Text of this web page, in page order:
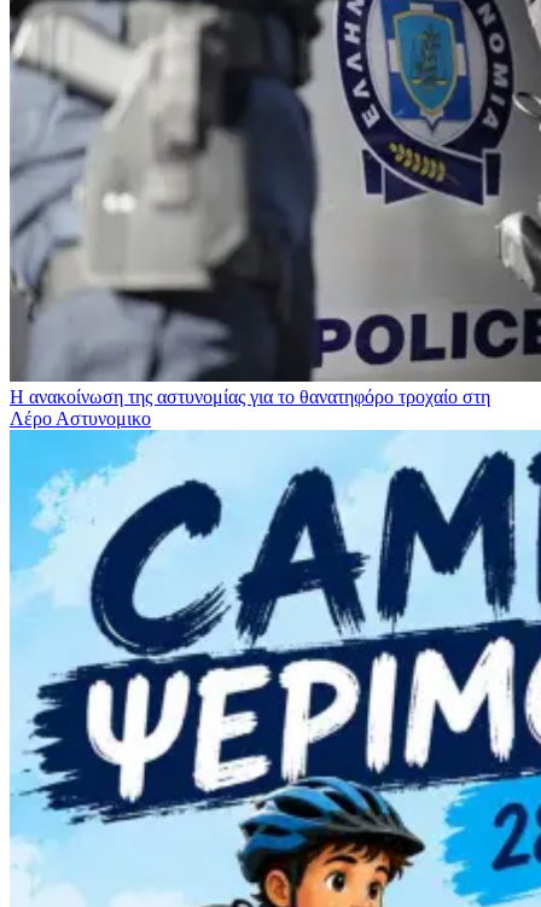
Η ανακοίνωση της αστυνομίας για το θανατηφόρο τροχαίο στη
Λέρο Αστυνομικο